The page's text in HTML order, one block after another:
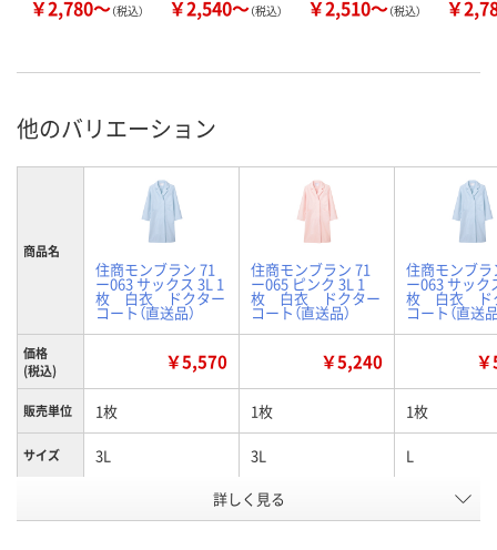
￥2,780～（税込） ￥2,540～（税込） ￥2,510～（税込） ￥
他のバリエーション
商品名
住商モンブラン 71
ー063 サックス 3L 1
枚 白衣 ドクター
コート（直送品）
住商モンブラン 71
ー065 ピンク 3L 1
枚 白衣 ドクター
コート（直送品）
住商モンブラ
ー063 サック
枚 白衣 ド
コート（直送
価格
(税込)
￥5,570 ￥5,240
販売単位 1枚 1枚 1枚
サイズ 3L 3L L
サックスブルー（水
色）
ピンク
サックスブル
色）
詳しく見る